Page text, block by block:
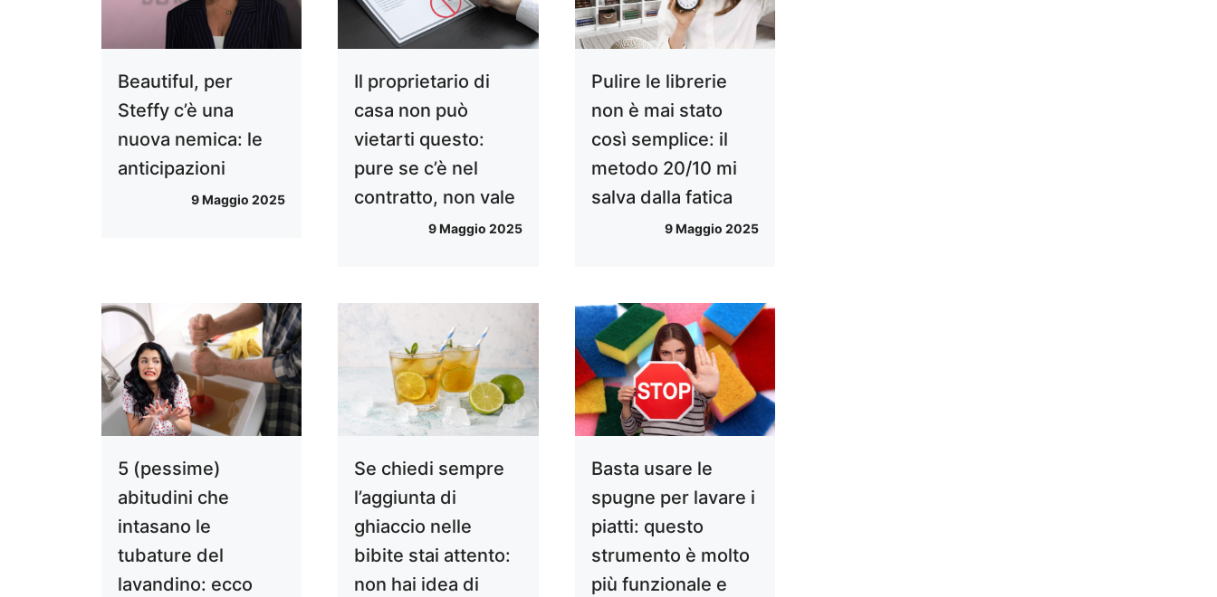
Beautiful, per
Steffy c’è una
nuova nemica: le
anticipazioni
9 Maggio 2025
Il proprietario di
casa non può
vietarti questo:
pure se c’è nel
contratto, non vale
9 Maggio 2025
Pulire le librerie
non è mai stato
così semplice: il
metodo 20/10 mi
salva dalla fatica
9 Maggio 2025
5 (pessime)
abitudini che
intasano le
tubature del
lavandino: ecco
Se chiedi sempre
l’aggiunta di
ghiaccio nelle
bibite stai attento:
non hai idea di
Basta usare le
spugne per lavare i
piatti: questo
strumento è molto
più funzionale e